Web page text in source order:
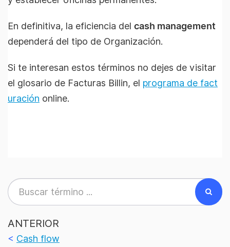
En definitiva, la eficiencia del cash management
dependerá del tipo de Organización.
Si te interesan estos términos no dejes de visitar
el glosario de Facturas Billin, el programa de fact
uración online.
ANTERIOR
< Cash flow